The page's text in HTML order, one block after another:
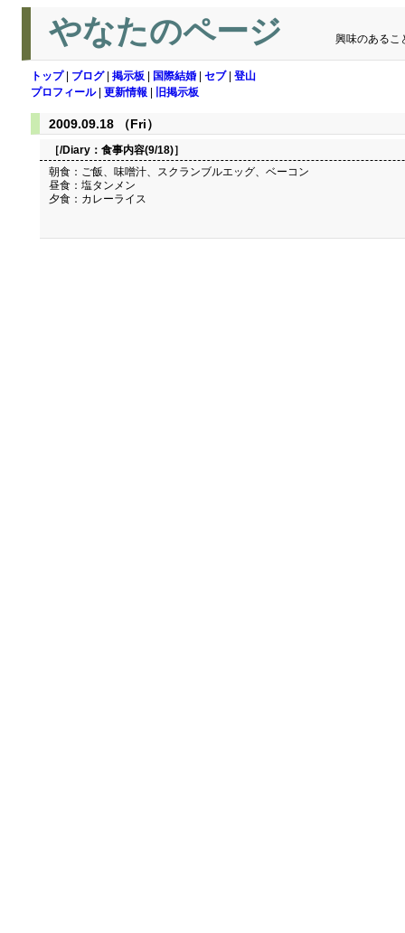
やなたのページ 興味のあるこ
トップ| ブログ| 掲示板 国際結婚 セブ| 登山
プロフィール| 更新情報 旧掲示板
2009.09.18 （Fri）
［/Diary： 食事内容(9/18)］
朝食：ご飯、味噌汁、スクランブルエッグ、ベーコン
昼食：塩タンメン
夕食：カレーライス